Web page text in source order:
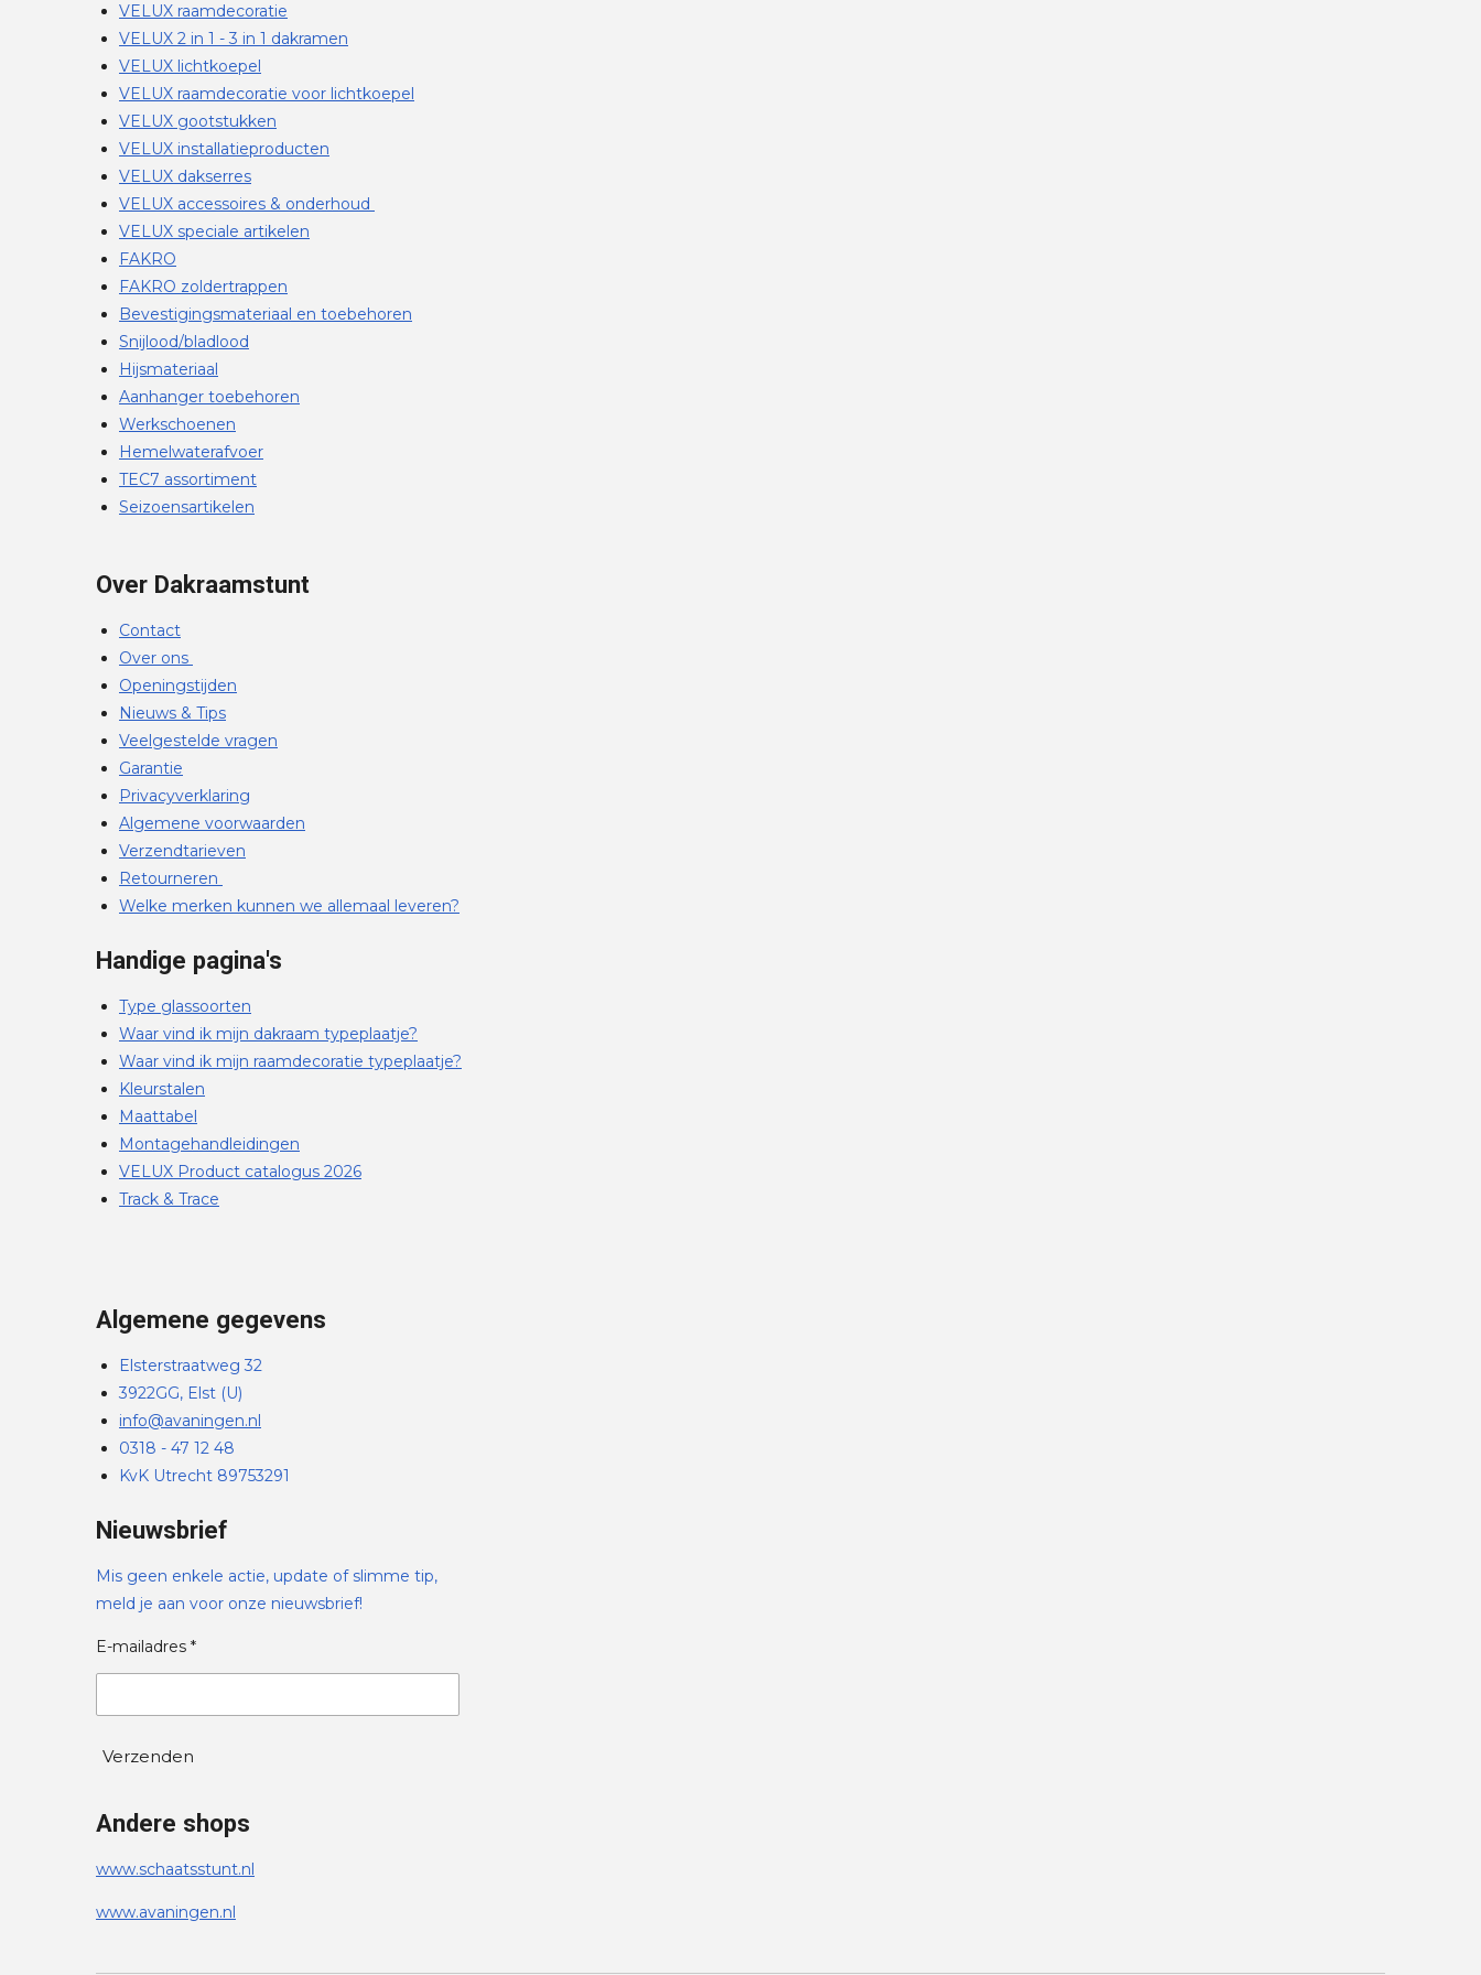
VELUX raamdecoratie
VELUX 2 in 1 - 3 in 1 dakramen
VELUX lichtkoepel
VELUX raamdecoratie voor lichtkoepel
VELUX gootstukken
VELUX installatieproducten
VELUX dakserres
VELUX accessoires & onderhoud
VELUX speciale artikelen
FAKRO
FAKRO zoldertrappen
Bevestigingsmateriaal en toebehoren
Snijlood/bladlood
Hijsmateriaal
Aanhanger toebehoren
Werkschoenen
Hemelwaterafvoer
TEC7 assortiment
Seizoensartikelen
Over Dakraamstunt
Contact
Over ons
Openingstijden
Nieuws & Tips
Veelgestelde vragen
Garantie
Privacyverklaring
Algemene voorwaarden
Verzendtarieven
Retourneren
Welke merken kunnen we allemaal leveren?
Handige pagina's
Type glassoorten
Waar vind ik mijn dakraam typeplaatje?
Waar vind ik mijn raamdecoratie typeplaatje?
Kleurstalen
Maattabel
Montagehandleidingen
VELUX Product catalogus 2026
Track & Trace
Algemene gegevens
Elsterstraatweg 32
3922GG, Elst (U)
info@avaningen.nl
0318 - 47 12 48
KvK Utrecht 89753291
Nieuwsbrief
Mis geen enkele actie, update of slimme tip,
meld je aan voor onze nieuwsbrief!
E-mailadres *
Verzenden
Andere shops
www.schaatsstunt.nl
www.avaningen.nl